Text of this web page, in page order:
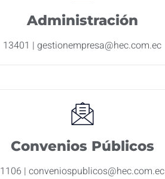
Administración
13401 | gestionempresa@hec.com.ec
Convenios Públicos
1106 | conveniospublicos@hec.com.ec